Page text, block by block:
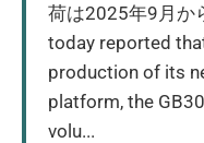
荷は2025年9月か
today reported
production of its
platform, the
volu...